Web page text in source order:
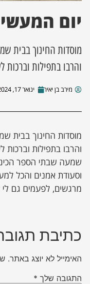
מסע מלחמה
השבוע
יום
מוסדות החינוך בבית
והרבו בתפילות
מירב בן יאיר ינואר 17, 2024
מוסדות החינוך בבית
והרבו בתפילות
שמעה שבתי הספר
וסעודת אמנים והכל
מרגשים, לפעמים גם לי
כתיבת
האימייל לא יוצג באתר.
התגובה שלך *